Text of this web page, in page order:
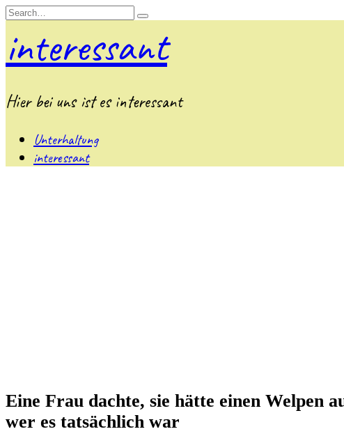
Skip
content
Search
interessant
Hier bei uns ist es interessant
Unterhaltung
interessant
Eine Frau dachte, sie hätte einen Welpen
wer es tatsächlich war